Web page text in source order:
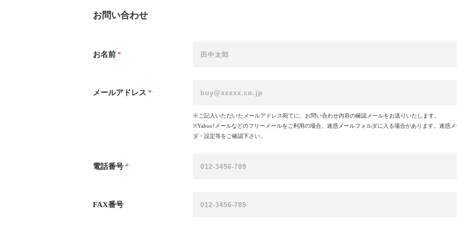
お問い合わせ
お名前*
メールアドレス *
※ご記入いただいたメールアドレス宛てに、お問い合わせ内容の確認メールをお送りいたします。
※Yahoo!メールなどのフリーメールをご利用の場合、迷惑メールフォルダに入る場合があります。迷惑
ダ・設定等をご確認下さい。
電話番号*
FAX番号